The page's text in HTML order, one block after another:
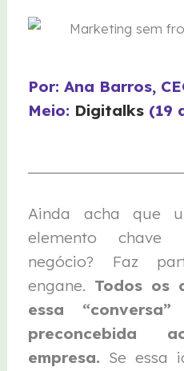
Por: Ana Barros,
Meio: Digitalks (19
Ainda acha que
elemento
negócio? Faz
engane. Todos os
essa
preconcebida
empresa. Se essa